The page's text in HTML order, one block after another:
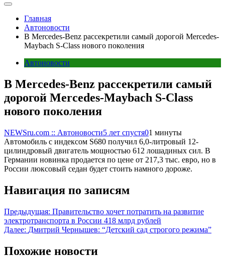
Главная
Автоновости
В Mercedes-Benz рассекретили самый дорогой Mercedes-
Maybach S-Class нового поколения
Автоновости
В Mercedes-Benz рассекретили самый
дорогой Mercedes-Maybach S-Class
нового поколения
NEWSru.com :: Автоновости5 лет спустя01 минуты
Автомобиль с индексом S680 получил 6,0-литровый 12-
цилиндровый двигатель мощностью 612 лошадиных сил. В
Германии новинка продается по цене от 217,3 тыс. евро, но в
России люксовый седан будет стоить намного дороже.
Навигация по записям
Предыдущая: Правительство хочет потратить на развитие
электротранспорта в России 418 млрд рублей
Далее: Дмитрий Чернышев: “Детский сад строгого режима”
Похожие новости